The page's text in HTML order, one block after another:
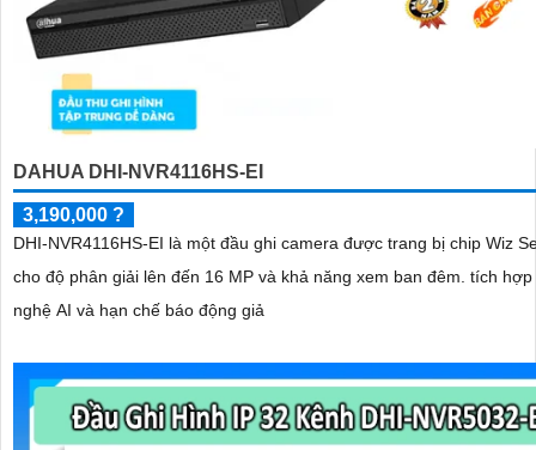
DAHUA DHI-NVR4116HS-EI
3,190,000 ?
DHI-NVR4116HS-EI là một đầu ghi camera được trang bị chip Wiz
cho độ phân giải lên đến 16 MP và khả năng xem ban đêm. tích hợp công
nghệ AI và hạn chế báo động giả